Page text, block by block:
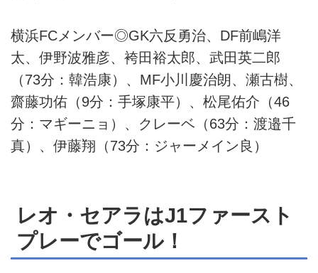
横浜FCメンバー◎GK六反勇治、DF前嶋洋
太、伊野波雅彦、袴田裕太郎、武田英二郎
（73分：韓浩康）、MF小川慶治朗、瀬古樹、
齋藤功佑（9分：手塚康平）、松尾佑介（46
分：マギーニョ）、クレーベ（63分：渡邉千
真）、伊藤翔（73分：ジャーメイン良）
レオ・セアラはJ1ファースト
プレーでゴール！